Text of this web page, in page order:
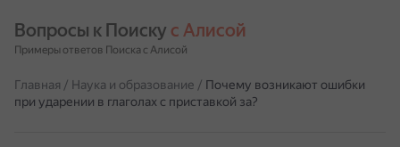
Вопросы к Поиску с Алисой
Примеры ответов Поиска с Алисой
Главная / Наука и образование / Почему возникают ошибки
при ударении в глаголах с приставкой за?